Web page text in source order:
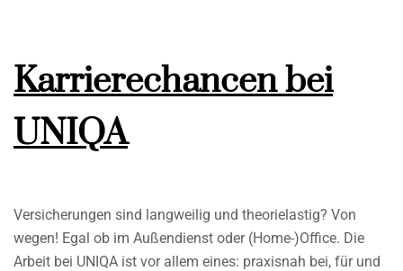
Karrierechancen bei
UNIQA
Versicherungen sind langweilig und theorielastig? Von
wegen! Egal ob im Außendienst oder (Home-)Office. Die
Arbeit bei UNIQA ist vor allem eines: praxisnah bei, für und